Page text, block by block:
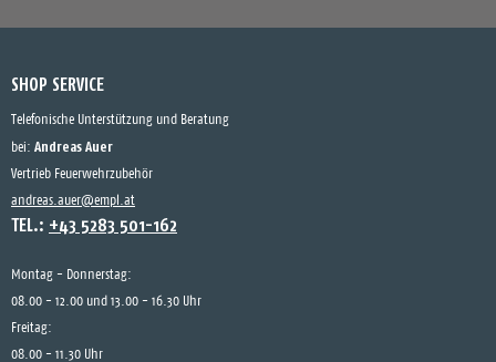
SHOP SERVICE
Telefonische Unterstützung und Beratung
bei: Andreas Auer
Vertrieb Feuerwehrzubehör
andreas.auer@empl.at
TEL.: +43 5283 501-162
Montag - Donnerstag:
08.00 - 12.00 und 13.00 - 16.30 Uhr
Freitag:
08.00 - 11.30 Uhr